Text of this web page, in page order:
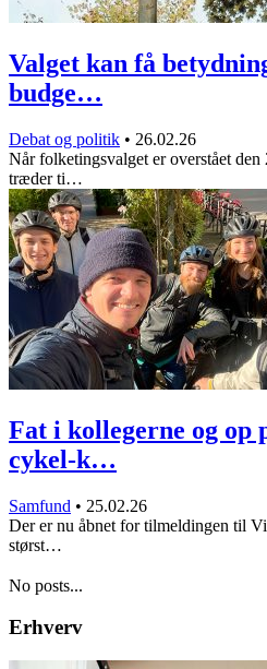
Valget kan få
budge…
Debat og politik • 26.02.26
Når folketingsvalget er overstået
træder ti…
Fat i kollegerne og op
cykel-k…
Samfund • 25.02.26
Der er nu åbnet for tilmeldingen til
størst…
No posts...
Erhverv